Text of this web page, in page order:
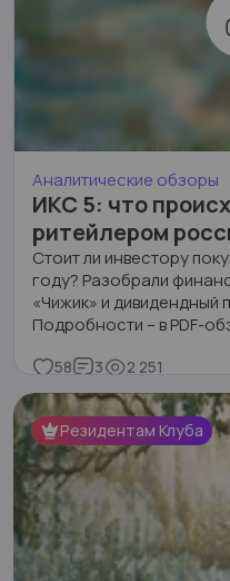
Аналитические обзоры
ИКС 5: что
ритейлером
Стоит ли инвестору
году? Разобрали
«Чижик» и дивидендный
Подробности – в PDF-
58 3 2 251
Резидентам Клуба